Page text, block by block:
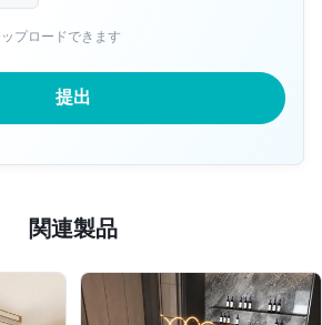
プロードできます
提出
関連製品